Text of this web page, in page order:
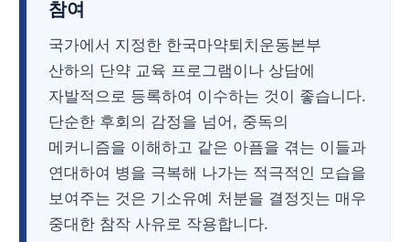
참여
국가에서 지정한 한국마약퇴치운동본부
산하의 단약 교육 프로그램이나 상담에
자발적으로 등록하여 이수하는 것이 좋습니다.
단순한 후회의 감정을 넘어, 중독의
메커니즘을 이해하고 같은 아픔을 겪는 이들과
연대하여 병을 극복해 나가는 적극적인 모습을
보여주는 것은 기소유예 처분을 결정짓는 매우
중대한 참작 사유로 작용합니다.